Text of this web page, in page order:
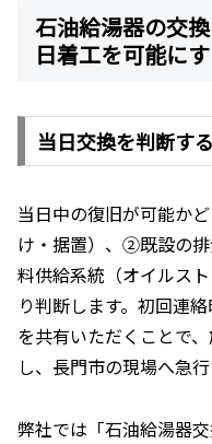
石油給湯器の交
日着工を可能に
当日交換を判断す
当日中の復旧が可能か
け・据置）、②既設の
料供給系統（オイルス
り判断します。初回連
を共有いただくことで
し、長門市の現場へ急
弊社では「石油給湯器